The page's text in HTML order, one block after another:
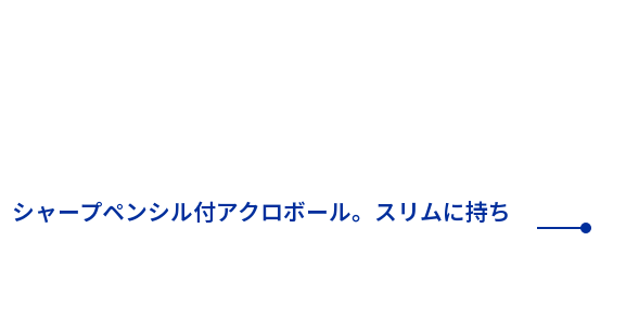
ャープペンシル付アクロボール。スリムに持ち